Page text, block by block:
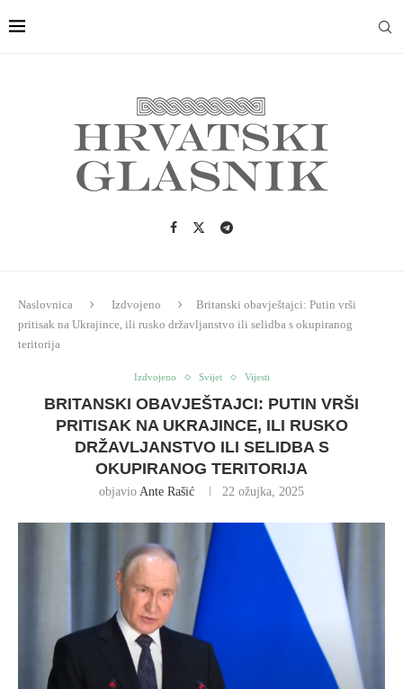
Naslovnica Izdvojeno
Britanski obavještajci: Putin vrši
pritisak na Ukrajince, ili rusko državljanstvo ili selidba s okupiranog
teritorija
Izdvojeno Svijet Vijesti
BRITANSKI OBAVJEŠTAJCI: PUTIN VRŠI
PRITISAK NA UKRAJINCE, ILI RUSKO
DRŽAVLJANSTVO ILI SELIDBA S
OKUPIRANOG TERITORIJA
objavio Ante Rašić 22 ožujka, 2025